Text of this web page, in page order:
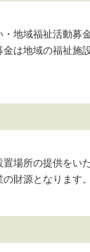
地域福祉活動募
は地域の福祉施
場所の提供をい
財源となります。